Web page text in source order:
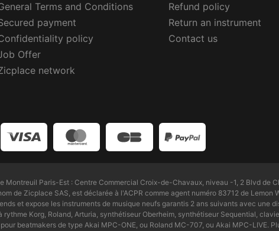
Terms and Conditions
payment
policy
Offer
network
Refund policy
Return an instrument
Contact us
Montreuil Paris-Est : Centre Commercial Croix-de-Chavaux, niveau -1, 2 Blvd de
de Zicplace SAS, est déclarée à l'ACPR comme agent numéro 83712 de Lemon
et expose les instruments de musique neufs garantis 2 ans suivants avec une
Korg, Roland, Arturia, synthétiseur Oberheim, synthétiseur Sequential,
beatmakers de type Akai MPC-ONE, ou Roland MC-707, ou Akai MPC-LIVE.